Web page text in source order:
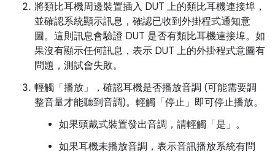
將類比耳機周邊裝置插入 DUT 上的類比耳機連接埠，
並確認系統顯示訊息，確認已收到外掛程式通知意
圖。這則訊息會驗證 DUT 是否有類比耳機連接埠。如
果沒有顯示任何訊息，表示 DUT 上的外掛程式意圖有
問題，測試會失敗。
輕觸「播放」
，確認耳機是否播放音調 (可能需要調
整音量才能聽到音調)。輕觸「停止」 即可停止播放。
如果頭戴式裝置發出音調，請輕觸「是」 。
如果耳機未播放音調，表示音訊播放系統有問